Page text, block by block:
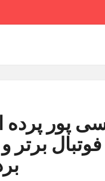
پور پرده
فوتبال برتر